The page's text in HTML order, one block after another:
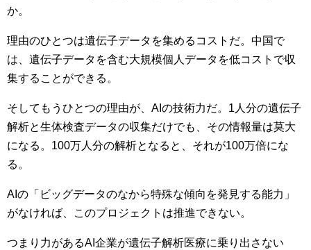
か。
理由のひとつは遺伝子データを集めるコストだ。中国で
は、遺伝子データを含む大規模個人データを低コストで収
集することができる。
そしてもうひとつの理由が、AIの技術力だ。1人分の遺伝子
解析と生体検査データの収集だけでも、その情報量は莫大
になる。100万人分の解析となると、それが100万倍にな
る。
AIの「ビッグデータのなから特殊な傾向を発見する能力」
がなければ、このプロジェクトは推進できない。
つまり力があるAI企業が遺伝子解析医療に乗り出さない